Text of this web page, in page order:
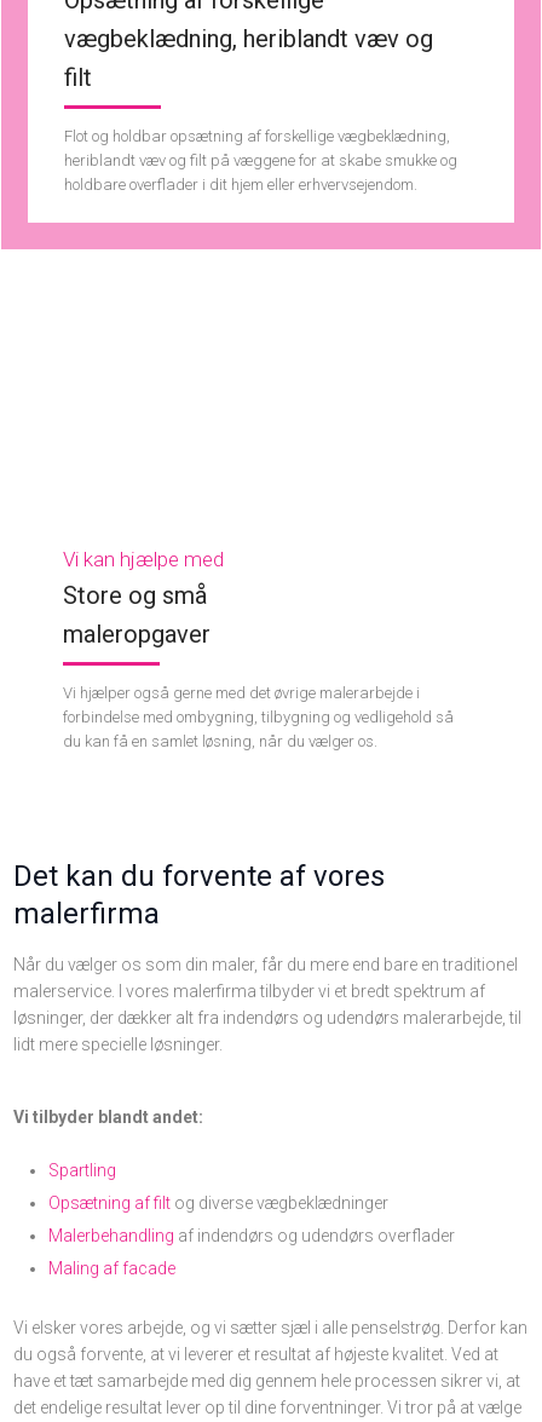
vægbeklædning, heriblandt væv og
filt
Flot og holdbar opsætning af forskellige vægbeklædning,
heriblandt væv og filt på væggene for at skabe smukke og
holdbare overflader i dit hjem eller erhvervsejendom.
Vi kan hjælpe med
Store og små
​maleropgaver
Vi hjælper også gerne med det øvrige malerarbejde i
forbindelse med ombygning, tilbygning og vedligehold så
du kan få en samlet løsning, når du vælger os.
Det kan du forvente af vores
malerfirma
Når du vælger os som din maler, får du mere end bare en traditionel
malerservice. I vores malerfirma tilbyder vi et bredt spektrum af
løsninger, der dækker alt fra indendørs og udendørs malerarbejde, til
lidt mere specielle løsninger.
Vi tilbyder blandt andet:
Spartling
Opsætning af filtog diverse vægbeklædninger
Malerbehandling af indendørs og udendørs overflader
Maling af facade
Vi elsker vores arbejde, og vi sætter sjæl i alle penselstrøg.​ Derfor kan
du også forvente, at vi leverer et resultat af højeste kvalitet. Ved at
have et tæt samarbejde med dig gennem hele processen sikrer vi, at
det endelige resultat lever op til dine forventninger. Vi tror på at vælge